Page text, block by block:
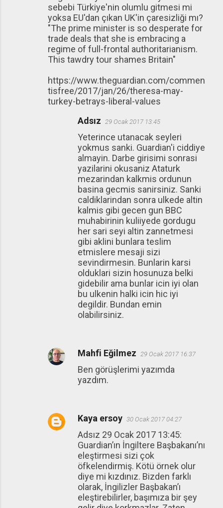
sebebi Türkiye'nin olumlu gitmesi mi
yoksa EU'dan çıkan UK'in çaresizliği mı?
"The prime minister is so desperate for
trade deals that she is embracing a
regime of full-frontal authoritarianism.
This tawdry tour shames Britain"
https://www.theguardian.com/commen
tisfree/2017/jan/26/theresa-may-
turkey-betrays-liberal-values
Adsız 29 Ocak 2017 13:45
Yeterince utanacak seyleri
yokmus sanki. Guardian'i ciddiye
almayin. Darbe girisimi sonrasi
yazilarini okusaniz Ataturk
mezarindan kalkmis ordunun
basina gecmis sanirsiniz. Sanki
caldiklarindan sonra ulkede altin
kalmis gibi gecen gun BBC
muhabirinin kuliiyede gordugu
her sari seyi altin zannetmesi
gibi aklini bunlara teslim
etmislere mesaji sizi
sevindirmesin. Bunlarin karsi
olduklari sizin hosunuza belki
gidebilir ama bunlar icin iyi olan
bu ulkenin halki icin hic iyi
degildir. Bundan emin
olabilirsiniz.
Mahfi Eğilmez 29 Ocak 2017 16:37
Ben görüşlerimi yazımda
yazdım.
Kaya ersoy 30 Ocak 2017 04:27
Adsız 29 Ocak 2017 13:45:
Guardian’ın İngiltere Başbakanı’nı
eleştirmesi sizi çok
öfkelendirmiş. Kötü örnek olur
diye mi kızdınız. Bizden farklı
olarak, İngilizler Başbakan’ı
eleştirebilirler, başımıza bir şey